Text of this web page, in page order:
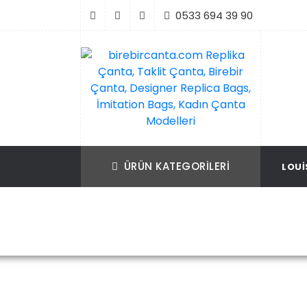
0533 694 39 90
Bags, Kadın Çanta Modelleri
ÜRÜN KATEGORILERI